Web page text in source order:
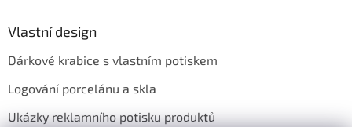
Vlastní design
Dárkové krabice s vlastním potiskem
Logování porcelánu a skla
Ukázky reklamního potisku produktů